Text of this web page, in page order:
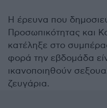
Η έρευνα που
Προσωπικότητας και
κατέληξε στο
φορά την εβδομάδα
ικανοποιηθούν
ζευγάρια.